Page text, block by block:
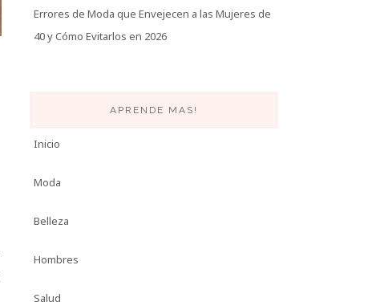
Errores de Moda que Envejecen a las Mujeres de
40 y Cómo Evitarlos en 2026
APRENDE MAS!
Inicio
Moda
Belleza
Hombres
Salud